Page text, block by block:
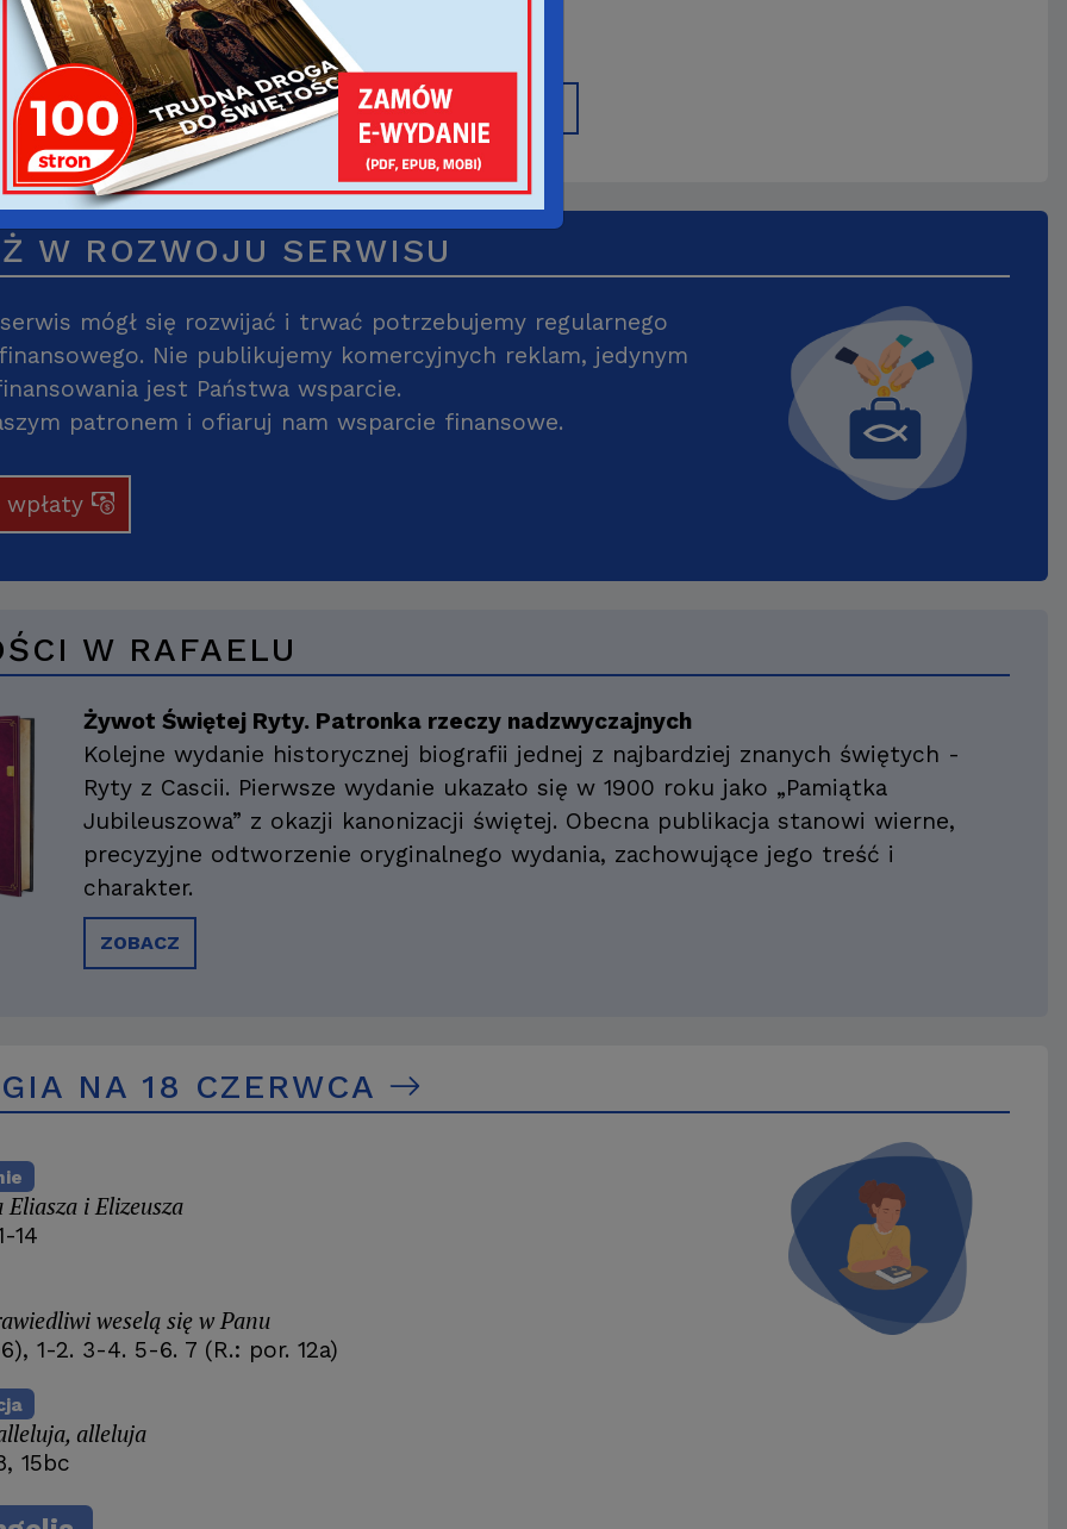
Kalendarz na rok 2026
W ROZWOJU SERWISU
mógł się rozwijać i trwać potrzebujemy regularnego
Nie publikujemy komercyjnych reklam, jedynym
jest Państwa wsparcie.
patronem i ofiaruj nam wsparcie finansowe.
wpłaty
W RAFAELU
Żywot Świętej Ryty. Patronka rzeczy nadzwyczajnych
Kolejne wydanie historycznej biografii jednej z najbardziej znanych świętych -
Ryty z Cascii. Pierwsze wydanie ukazało się w 1900 roku jako „Pamiątka
Jubileuszowa” z okazji kanonizacji świętej. Obecna publikacja stanowi wierne,
precyzyjne odtworzenie oryginalnego wydania, zachowujące jego treść i
charakter.
ZOBACZ
NA 18 CZERWCA
Eliasza i Elizeusza
14
weselą się w Panu
1-2. 3-4. 5-6. 7 (R.: por. 12a)
alleluja
15bc